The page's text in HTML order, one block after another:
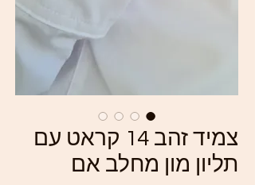
צמיד זהב 14 קראט עם
תליון מון מחלב אם